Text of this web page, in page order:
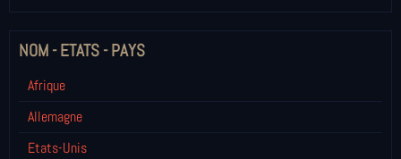
NOM - ETATS - PAYS
Afrique
Allemagne
Etats-Unis